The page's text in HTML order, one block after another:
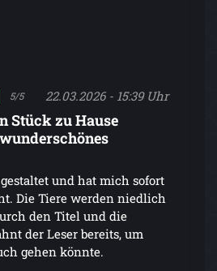
5/5 22.03.2026 - 15:39 Uhr
Stück zu Hause
und hat mich sofort
Die Tiere werden niedlich
den Titel und die
der Leser bereits, um
gehen könnte.